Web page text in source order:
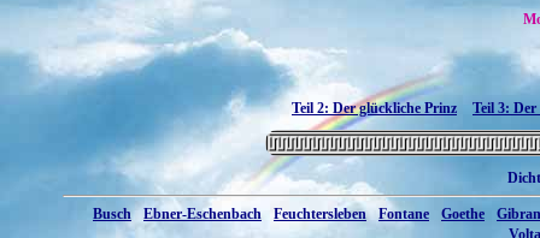
Teil 2: Der glückliche Prinz Teil 3: Der
Busch Ebner‑Eschenbach Feuchtersleben Fontane Goethe
Gibran